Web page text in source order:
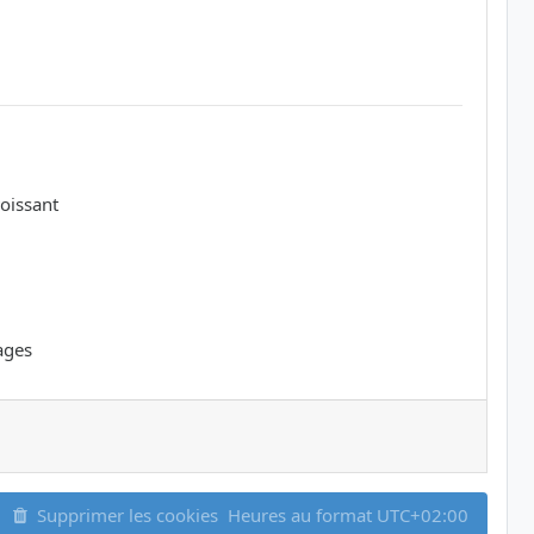
Supprimer les cookies Heures au format UTC+02:00